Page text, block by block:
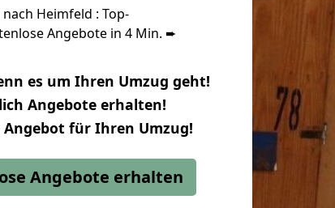
Heimfeld : Top-
Angebote in 4 Min. ➨
es um Ihren Umzug geht!
Angebote erhalten!
Angebot für Ihren Umzug!
Angebote erhalten